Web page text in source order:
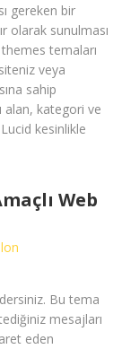
gereken bir
olarak sunulması
temaları
veya
sahip
alan, kategori ve
kesinlikle
Web
Bu tema
mesajları
eden